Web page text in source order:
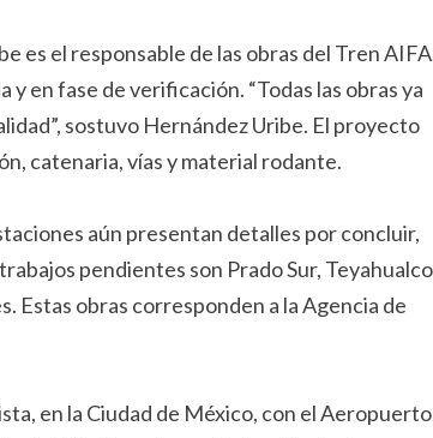
es el responsable de las obras del Tren
en fase de verificación. “Todas las obras ya
sostuvo Hernández Uribe. El proyecto
catenaria, vías y material rodante.
aún presentan detalles por concluir,
pendientes son Prado Sur, Teyahualco
Estas obras corresponden a la Agencia de
en la Ciudad de México, con el Aeropuerto